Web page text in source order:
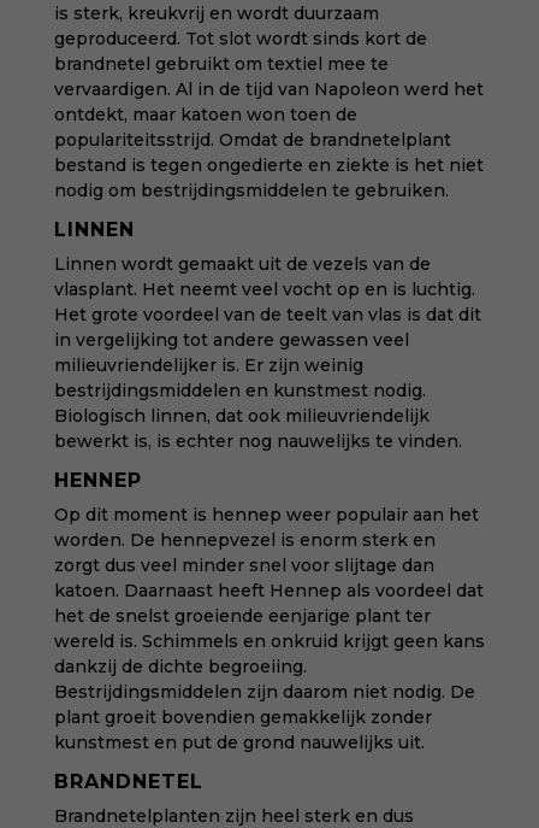
is sterk, kreukvrij en wordt duurzaam
geproduceerd. Tot slot wordt sinds kort de
brandnetel gebruikt om textiel mee te
vervaardigen. Al in de tijd van Napoleon werd het
ontdekt, maar katoen won toen de
populariteitsstrijd. Omdat de brandnetelplant
bestand is tegen ongedierte en ziekte is het niet
nodig om bestrijdingsmiddelen te gebruiken.
LINNEN
Linnen wordt gemaakt uit de vezels van de
vlasplant. Het neemt veel vocht op en is luchtig.
Het grote voordeel van de teelt van vlas is dat dit
in vergelijking tot andere gewassen veel
milieuvriendelijker is. Er zijn weinig
bestrijdingsmiddelen en kunstmest nodig.
Biologisch linnen, dat ook milieuvriendelijk
bewerkt is, is echter nog nauwelijks te vinden.
HENNEP
Op dit moment is hennep weer populair aan het
worden. De hennepvezel is enorm sterk en
zorgt dus veel minder snel voor slijtage dan
katoen. Daarnaast heeft Hennep als voordeel dat
het de snelst groeiende eenjarige plant ter
wereld is. Schimmels en onkruid krijgt geen kans
dankzij de dichte begroeiing.
Bestrijdingsmiddelen zijn daarom niet nodig. De
plant groeit bovendien gemakkelijk zonder
kunstmest en put de grond nauwelijks uit.
BRANDNETEL
Brandnetelplanten zijn heel sterk en dus